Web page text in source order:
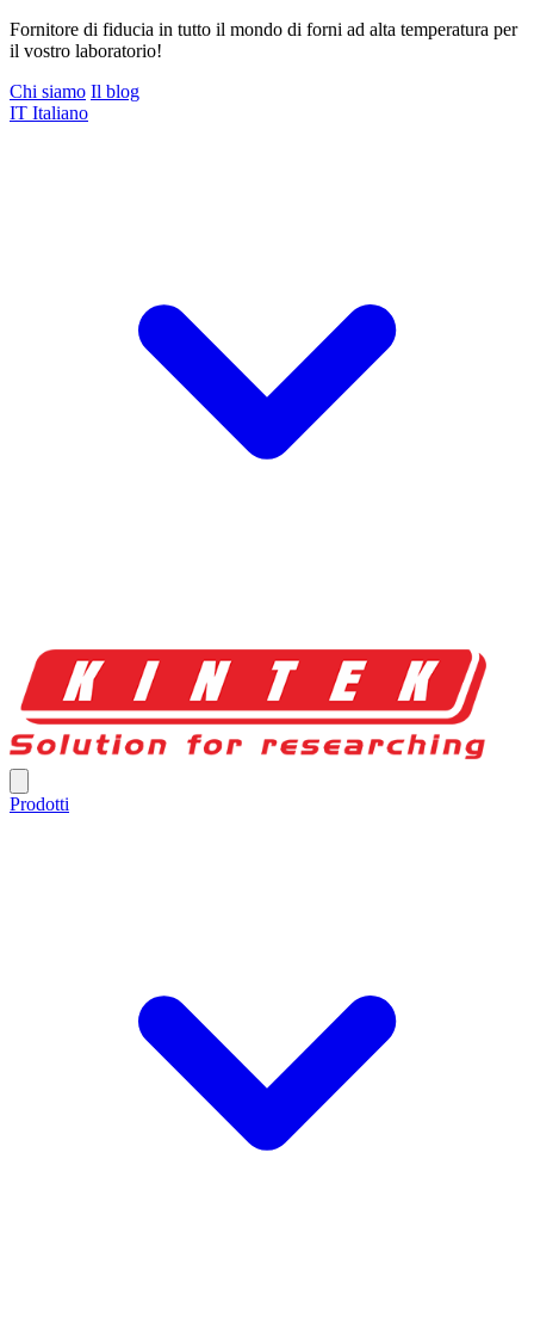
Fornitore di fiducia in tutto il mondo di forni ad alta temperatura per
il vostro laboratorio!
Chi siamo Il blog
IT Italiano
Prodotti